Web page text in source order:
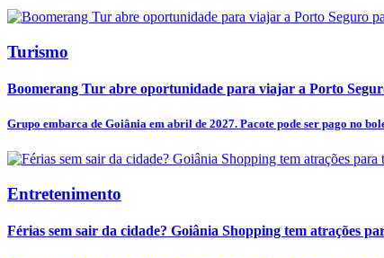
Turismo
Boomerang Tur abre oportunidade para viajar a Porto
Grupo embarca de Goiânia em abril de 2027. Pacote pode ser pago no
Entretenimento
Férias sem sair da cidade? Goiânia Shopping tem atrações